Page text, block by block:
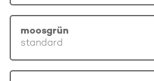
moosgrün
standard